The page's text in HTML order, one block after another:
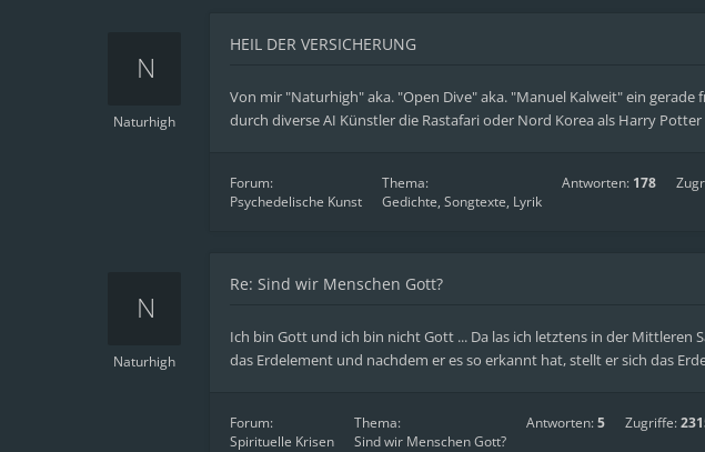
Naturhigh
HEIL DER VERSICHERUNG
Von mir "Naturhigh" aka. "Open Dive" aka. "Manuel Kalweit" ein
durch diverse AI Künstler die Rastafari oder Nord Korea als Harry
Forum:
Psychedelische Kunst
Thema:
Gedichte, Songtexte, Lyrik
Antworten: 178
Naturhigh
Re: Sind wir Menschen Gott?
Ich bin Gott und ich bin nicht Gott ... Da las ich letztens in der
das Erdelement und nachdem er es so erkannt hat, stellt er sich das
Forum:
Spirituelle Krisen
Thema:
Sind wir Menschen Gott?
Antworten:5 Zugriffe: